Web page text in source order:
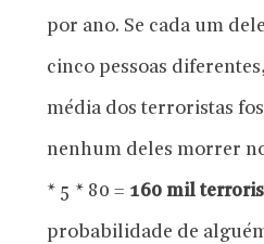
por ano. Se cada um
cinco pessoas
média dos terroristas
nenhum deles morrer
* 5 * 80 = 160 mil
probabilidade de